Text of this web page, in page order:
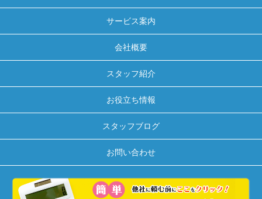
サービス案内
会社概要
スタッフ紹介
お役立ち情報
スタッフブログ
お問い合わせ